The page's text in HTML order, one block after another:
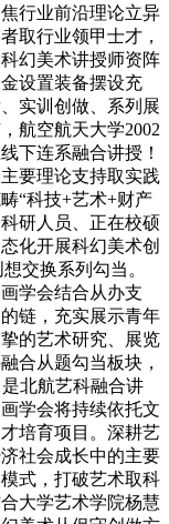
行业前沿理论立异
取行业领甲士才，
幻美术讲授师资阵
设置装备摆设充
实训创做、系列展
航空航天大学2002
下连系融合讲授！
要理论支持取实践
“科技+艺术+财产
研人员、正在校硕
化开展科幻美术创
交换系列勾当。
学会结合从办支
链，充实展示青年
的艺术研究、展览
合从题勾当板块，
北航艺科融合讲
学会将持续依托文
培育项目。深耕艺
社会成长中的主要
式，打破艺术取科
大学艺术学院杨慧